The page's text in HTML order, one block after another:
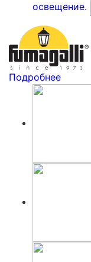
освещение.
Подробнее